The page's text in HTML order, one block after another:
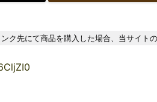
先にて商品を購入した場合、当サイト